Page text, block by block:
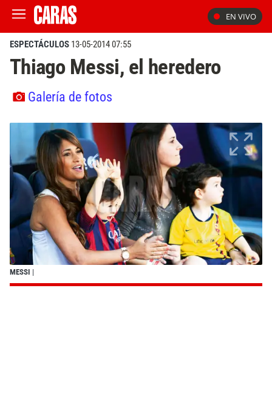
EN VIVO
ESPECTÁCULOS 13-05-2014 07:55
Thiago Messi, el heredero
Galería de fotos
MESSI |